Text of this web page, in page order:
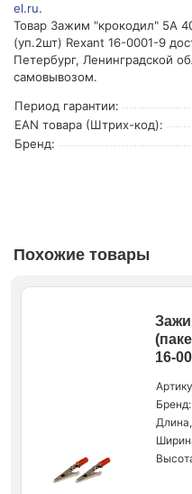
el.ru.
Товар Зажим "крокодил" 5А
(уп.2шт) Rexant 16-0001-9
Петербург, Ленинградской
самовывозом.
Период гарантии:
EAN товара (Штрих-код):
Бренд:
Похожие товары
16-
Бренд: